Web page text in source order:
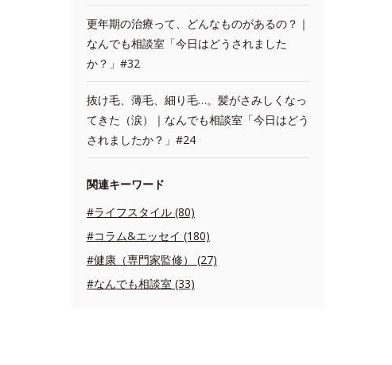
更年期の治療って、どんなものがあるの？｜
なんでも相談室「今日はどうされました
か？」#32
抜け毛、薄毛、細り毛…。髪がさみしくなっ
てきた（涙）｜なんでも相談室「今日はどう
されましたか？」#24
関連キーワード
#ライフスタイル (80)
#コラム&エッセイ (180)
#健康（専門家監修） (27)
#なんでも相談室 (33)